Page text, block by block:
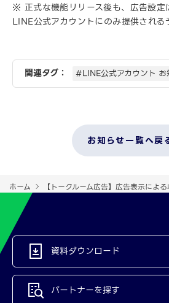
※ 正式な機能リリース後も、広告設定
LINE公式アカウントにのみ提供される
関連タグ： #LINE公式アカウント お
お知らせ一覧へ戻
ホーム 【トークルーム広告】広告表示によ
資料ダウンロード
パートナーを探す